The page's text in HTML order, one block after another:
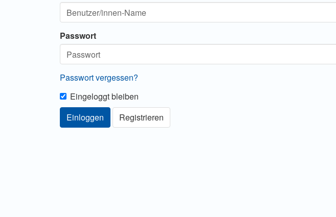
Passwort
Passwort vergessen?
Eingeloggt bleiben
Einloggen
Registrieren